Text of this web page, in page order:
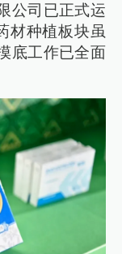
公司已正式运
材种植板块虽
底工作已全面